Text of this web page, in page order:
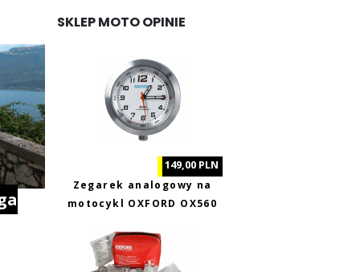
SKLEP MOTO OPINIE
149,00 PLN
Zegarek analogowy na
motocykl OXFORD OX560